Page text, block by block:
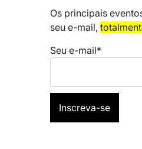
Os principais
seu e-mail,
Seu e-mail*